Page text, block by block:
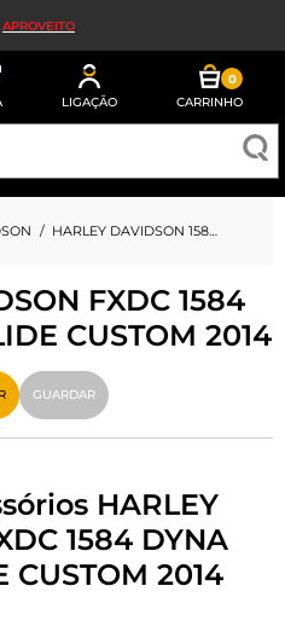
APROVEITO
LIGAÇÃO
0
CARRINHO
MOTO
DE MOTO HOMEM
DE MOTO SENHORA
TRIAL
MOTO
MOTO
HARLEY DAVIDSON 1584 FXDC 1584 DYNA SUPER GLIDE CUSTOM
FXDC 1584
CUSTOM 2014
GUARDAR
HARLEY
1584 DYNA
CUSTOM 2014